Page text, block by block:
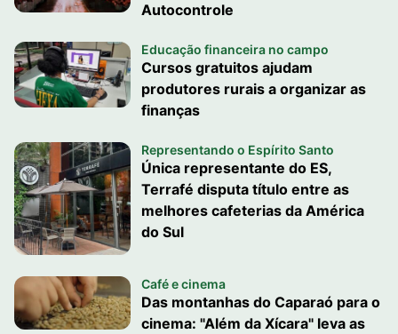
Autocontrole
Educação financeira no campo
Cursos gratuitos ajudam
produtores rurais a organizar as
finanças
Representando o Espírito Santo
Única representante do ES,
Terrafé disputa título entre as
melhores cafeterias da América
do Sul
Café e cinema
Das montanhas do Caparaó para o
cinema: "Além da Xícara" leva as